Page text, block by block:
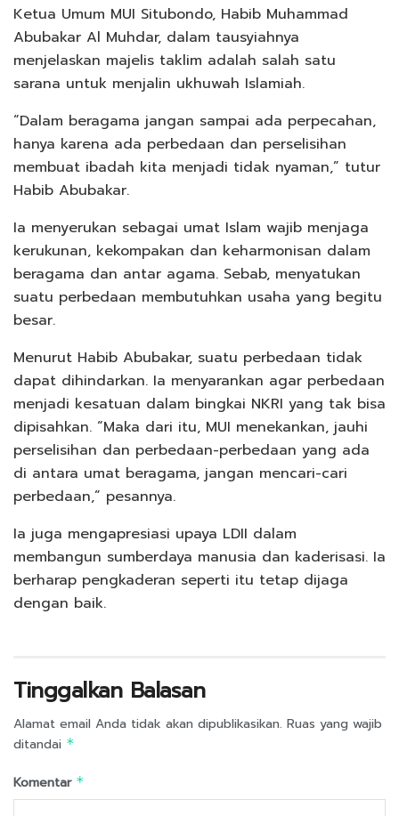
Ketua Umum MUI Situbondo, Habib Muhammad
Abubakar Al Muhdar, dalam tausyiahnya
menjelaskan majelis taklim adalah salah satu
sarana untuk menjalin ukhuwah Islamiah.
“Dalam beragama jangan sampai ada perpecahan,
hanya karena ada perbedaan dan perselisihan
membuat ibadah kita menjadi tidak nyaman,” tutur
Habib Abubakar.
Ia menyerukan sebagai umat Islam wajib menjaga
kerukunan, kekompakan dan keharmonisan dalam
beragama dan antar agama. Sebab, menyatukan
suatu perbedaan membutuhkan usaha yang begitu
besar.
Menurut Habib Abubakar, suatu perbedaan tidak
dapat dihindarkan. Ia menyarankan agar perbedaan
menjadi kesatuan dalam bingkai NKRI yang tak bisa
dipisahkan. “Maka dari itu, MUI menekankan, jauhi
perselisihan dan perbedaan-perbedaan yang ada
di antara umat beragama, jangan mencari-cari
perbedaan,” pesannya.
Ia juga mengapresiasi upaya LDII dalam
membangun sumberdaya manusia dan kaderisasi. Ia
berharap pengkaderan seperti itu tetap dijaga
dengan baik.
Tinggalkan Balasan
Alamat email Anda tidak akan dipublikasikan. Ruas yang wajib
ditandai *
Komentar *